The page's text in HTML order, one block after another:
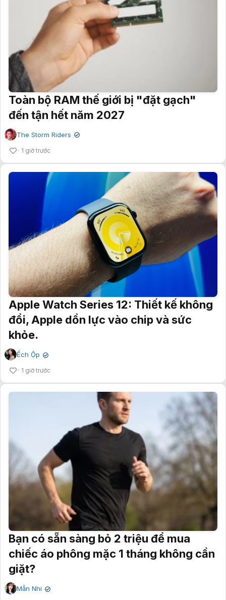
Toàn bộ RAM thế giới bị "đặt gạch"
đến tận hết năm 2027
The Storm Riders ✔
1 giờ trước
Apple Watch Series 12: Thiết kế không
đổi, Apple dồn lực vào chip và sức
khỏe.
Ếch Ộp ✔
1 giờ trước
Bạn có sẵn sàng bỏ 2 triệu để mua
chiếc áo phông mặc 1 tháng không cần
giặt?
Mẫn Nhi ✔